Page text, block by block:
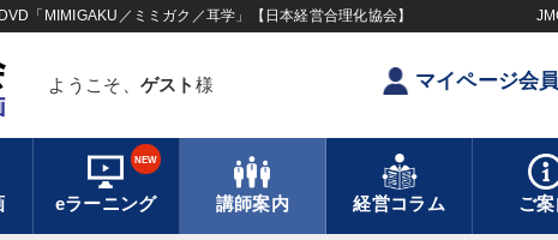
「MIMIGAKU／ミミガク／耳学」【日本経営合理化協会】
ようこそ、 ゲスト 様 マイページ会
eラーニング
NEW
講師案内 経営コラム ご